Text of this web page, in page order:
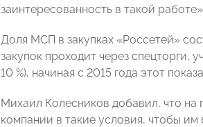
заинтересованность в такой
Доля МСП в закупках «Россетей»
закупок проходит через
10 %), начиная с 2015 года этот
Михаил Колесников добавил, что
компании в такие условия, чтобы